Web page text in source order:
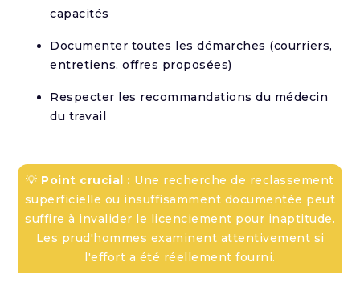
capacités
Documenter toutes les démarches (courriers,
entretiens, offres proposées)
Respecter les recommandations du médecin
du travail
💡 Point crucial : Une recherche de reclassement
superficielle ou insuffisamment documentée peut
suffire à invalider le licenciement pour inaptitude.
Les prud'hommes examinent attentivement si
l'effort a été réellement fourni.